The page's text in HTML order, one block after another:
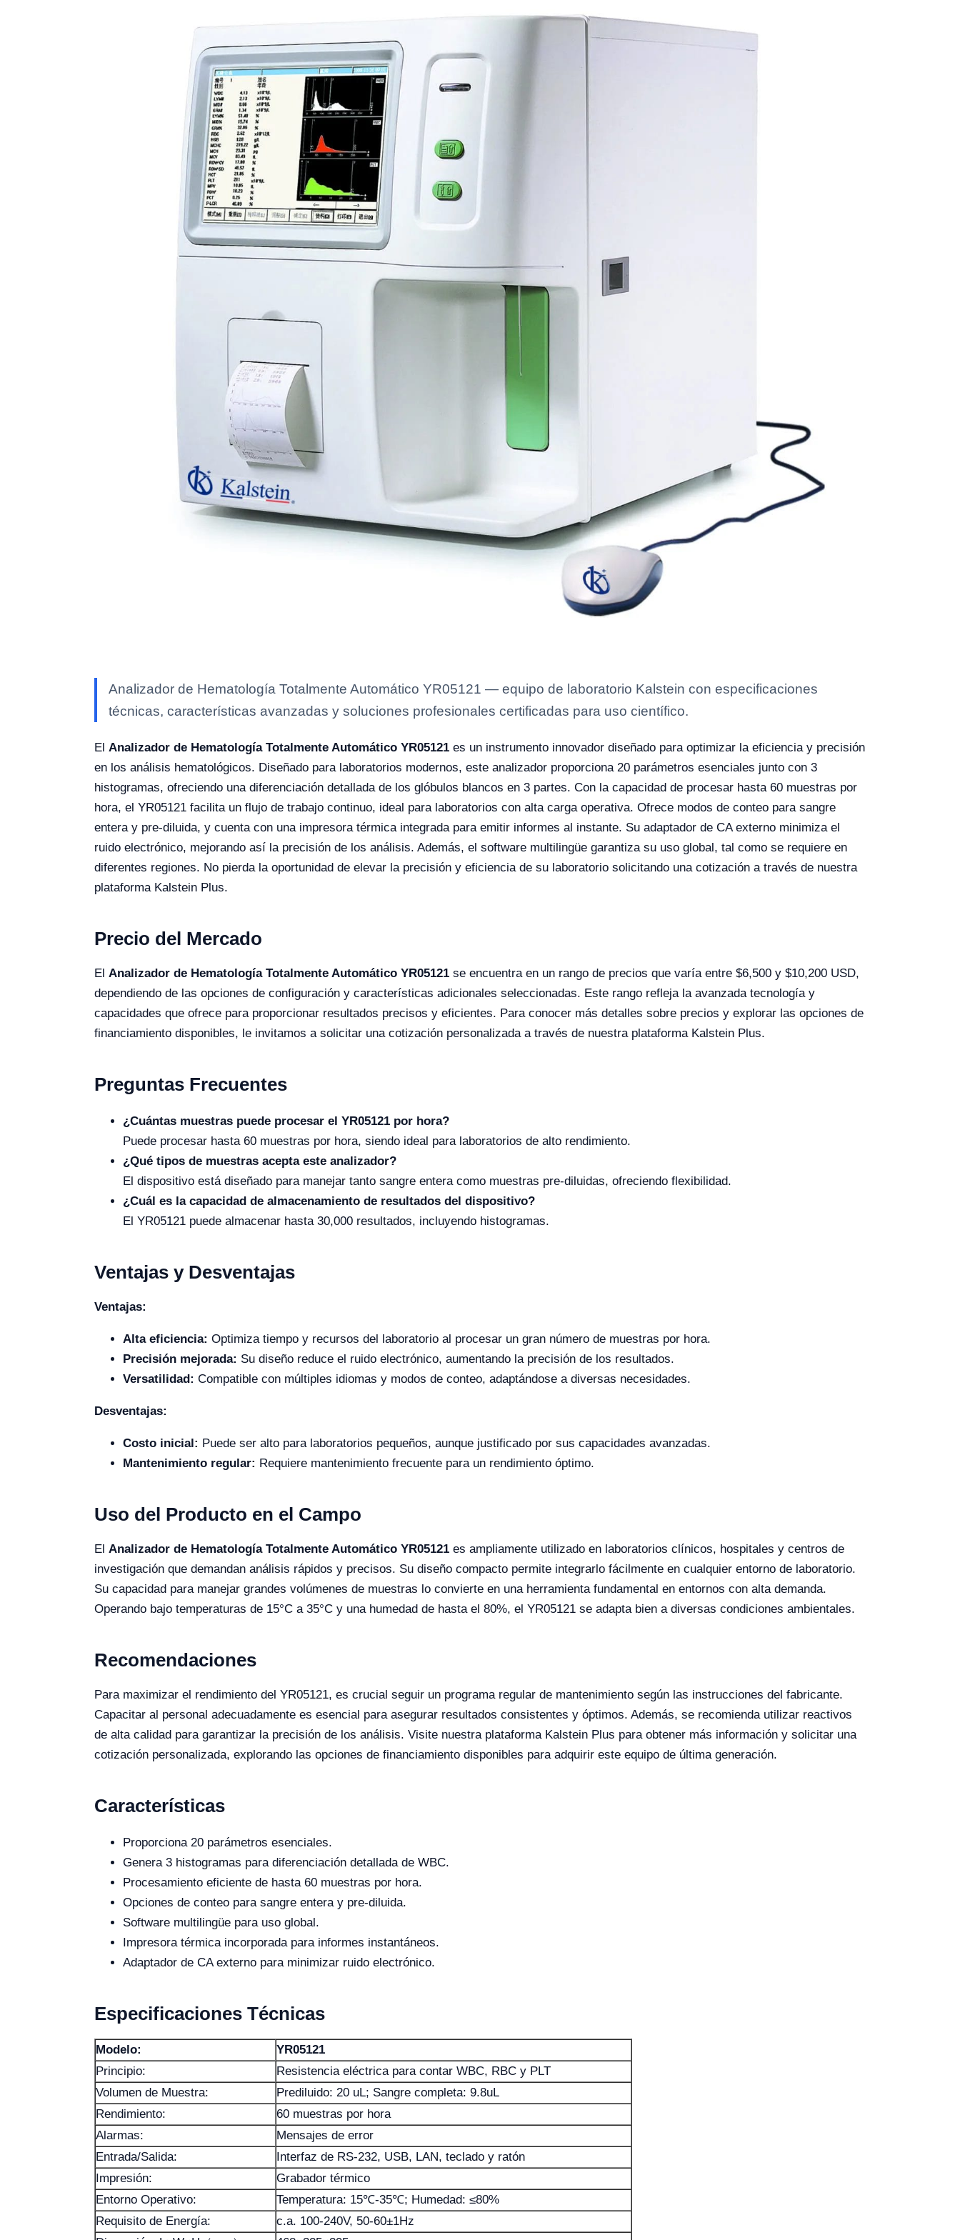
Analizador de Hematología Totalmente Automático YR05121 — equipo de laboratorio Kalstein con especificaciones
técnicas, características avanzadas y soluciones profesionales certificadas para uso científico.
El Analizador de Hematología Totalmente Automático YR05121 es un instrumento innovador diseñado para optimizar la eficiencia y precisión
en los análisis hematológicos. Diseñado para laboratorios modernos, este analizador proporciona 20 parámetros esenciales junto con 3
histogramas, ofreciendo una diferenciación detallada de los glóbulos blancos en 3 partes. Con la capacidad de procesar hasta 60 muestras por
hora, el YR05121 facilita un flujo de trabajo continuo, ideal para laboratorios con alta carga operativa. Ofrece modos de conteo para sangre
entera y pre-diluida, y cuenta con una impresora térmica integrada para emitir informes al instante. Su adaptador de CA externo minimiza el
ruido electrónico, mejorando así la precisión de los análisis. Además, el software multilingüe garantiza su uso global, tal como se requiere en
diferentes regiones. No pierda la oportunidad de elevar la precisión y eficiencia de su laboratorio solicitando una cotización a través de nuestra
plataforma Kalstein Plus.
Precio del Mercado
El Analizador de Hematología Totalmente Automático YR05121 se encuentra en un rango de precios que varía entre $6,500 y $10,200 USD,
dependiendo de las opciones de configuración y características adicionales seleccionadas. Este rango refleja la avanzada tecnología y
capacidades que ofrece para proporcionar resultados precisos y eficientes. Para conocer más detalles sobre precios y explorar las opciones de
financiamiento disponibles, le invitamos a solicitar una cotización personalizada a través de nuestra plataforma Kalstein Plus.
Preguntas Frecuentes
¿Cuántas muestras puede procesar el YR05121 por hora?
Puede procesar hasta 60 muestras por hora, siendo ideal para laboratorios de alto rendimiento.
¿Qué tipos de muestras acepta este analizador?
El dispositivo está diseñado para manejar tanto sangre entera como muestras pre-diluidas, ofreciendo flexibilidad.
¿Cuál es la capacidad de almacenamiento de resultados del dispositivo?
El YR05121 puede almacenar hasta 30,000 resultados, incluyendo histogramas.
Ventajas y Desventajas
Ventajas:
Alta eficiencia: Optimiza tiempo y recursos del laboratorio al procesar un gran número de muestras por hora.
Precisión mejorada: Su diseño reduce el ruido electrónico, aumentando la precisión de los resultados.
Versatilidad: Compatible con múltiples idiomas y modos de conteo, adaptándose a diversas necesidades.
Desventajas:
Costo inicial: Puede ser alto para laboratorios pequeños, aunque justificado por sus capacidades avanzadas.
Mantenimiento regular: Requiere mantenimiento frecuente para un rendimiento óptimo.
Uso del Producto en el Campo
El Analizador de Hematología Totalmente Automático YR05121 es ampliamente utilizado en laboratorios clínicos, hospitales y centros de
investigación que demandan análisis rápidos y precisos. Su diseño compacto permite integrarlo fácilmente en cualquier entorno de laboratorio.
Su capacidad para manejar grandes volúmenes de muestras lo convierte en una herramienta fundamental en entornos con alta demanda.
Operando bajo temperaturas de 15°C a 35°C y una humedad de hasta el 80%, el YR05121 se adapta bien a diversas condiciones ambientales.
Recomendaciones
Para maximizar el rendimiento del YR05121, es crucial seguir un programa regular de mantenimiento según las instrucciones del fabricante.
Capacitar al personal adecuadamente es esencial para asegurar resultados consistentes y óptimos. Además, se recomienda utilizar reactivos
de alta calidad para garantizar la precisión de los análisis. Visite nuestra plataforma Kalstein Plus para obtener más información y solicitar una
cotización personalizada, explorando las opciones de financiamiento disponibles para adquirir este equipo de última generación.
Características
Proporciona 20 parámetros esenciales.
Genera 3 histogramas para diferenciación detallada de WBC.
Procesamiento eficiente de hasta 60 muestras por hora.
Opciones de conteo para sangre entera y pre-diluida.
Software multilingüe para uso global.
Impresora térmica incorporada para informes instantáneos.
Adaptador de CA externo para minimizar ruido electrónico.
Especificaciones Técnicas
Modelo:
YR05121
Principio:
Resistencia eléctrica para contar WBC, RBC y PLT
Volumen de Muestra:
Prediluido: 20 uL; Sangre completa: 9.8uL
Rendimiento:
60 muestras por hora
Alarmas:
Mensajes de error
Entrada/Salida:
Interfaz de RS-232, USB, LAN, teclado y ratón
Impresión:
Grabador térmico
Entorno Operativo:
Temperatura: 15℃-35℃; Humedad: ≤80%
Requisito de Energía:
c.a. 100-240V, 50-60±1Hz